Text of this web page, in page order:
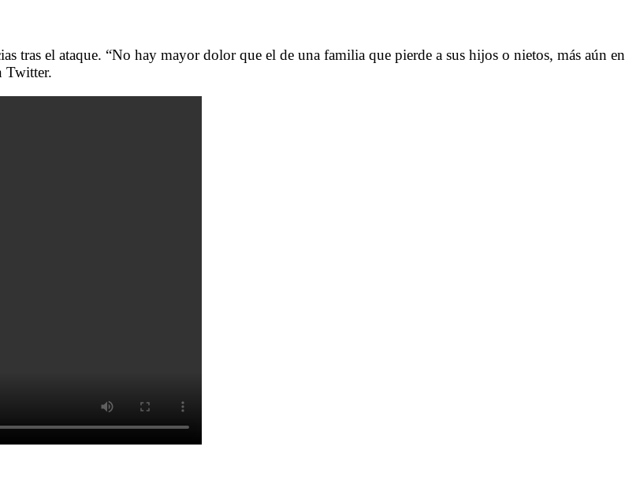
tras el ataque. “No hay mayor dolor que el de una familia que pierde a sus hijos o nietos, más aún en
Twitter.